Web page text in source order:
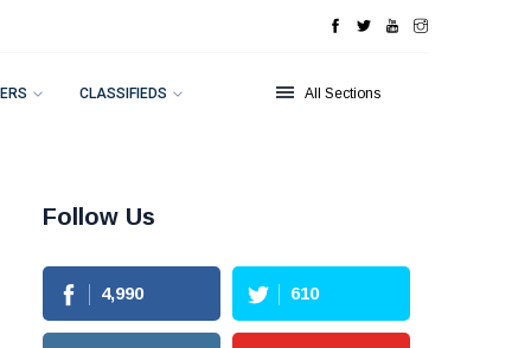
CLASSIFIEDS All Sections
Follow Us
4,990 610